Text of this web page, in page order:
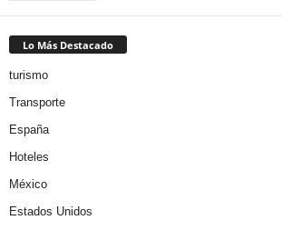
Lo Más Destacado
turismo
Transporte
España
Hoteles
México
Estados Unidos